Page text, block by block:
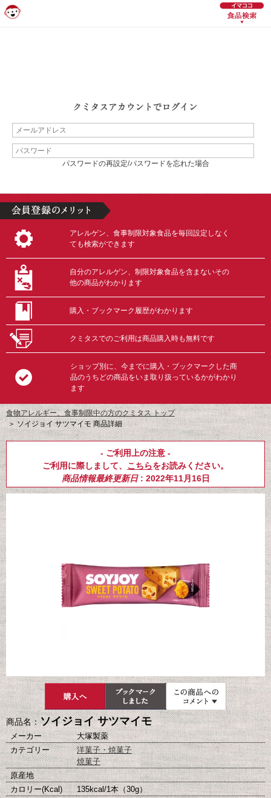
パスワードの再設定/パスワードを忘れた場合
アレルゲン、食事制限対象食品を毎回設定しなく
ても検索ができます
自分のアレルゲン、制限対象食品を含まないその
他の商品がわかります
購入・ブックマーク履歴がわかります
クミタスでのご利用は商品購入時も無料です
ショップ別に、今までに購入・ブックマークした商
品のうちどの商品をいま取り扱っているかがわかり
ます
食物アレルギー、食事制限中の方のクミタス トップ
＞ソイジョイ サツマイモ 商品詳細
- ご利用上の注意 -
ご利用に際しまして、 こちらをお読みください。
商品情報最終更新日: 2022年11月16日
商品名：ソイジョイ サツマイモ
メーカー
大塚製薬
カテゴリー
洋菓子・焼菓子
焼菓子
原産地
カロリー(Kcal)
135kcal/1本（30g）